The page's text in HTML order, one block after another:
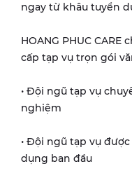
ngay từ khâu tuyển
HOANG PHUC
cấp tạp vụ trọn gói
• Đội ngũ tạp vụ
nghiệm
• Đội ngũ tạp vụ
dụng ban đầu